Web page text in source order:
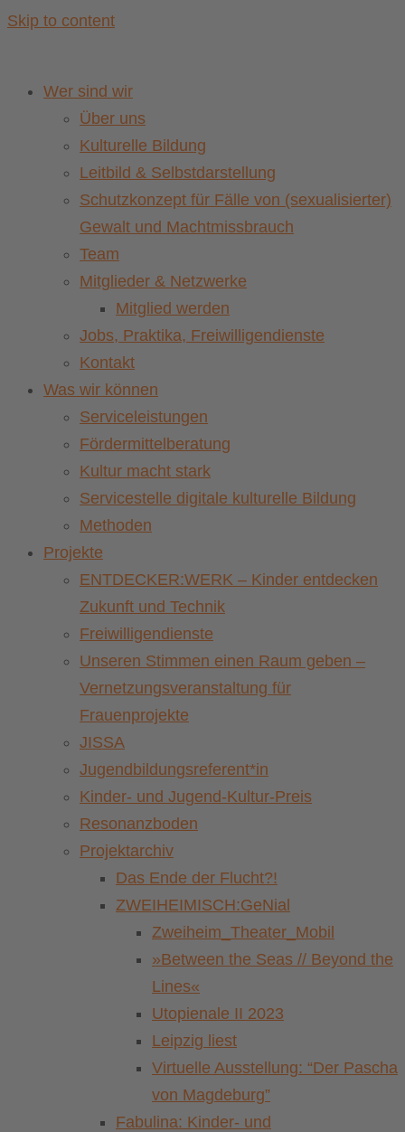
Skip to content
Wer sind wir
Über uns
Kulturelle Bildung
Leitbild & Selbstdarstellung
Schutzkonzept für Fälle von (sexualisierter)
Gewalt und Machtmissbrauch
Team
Mitglieder & Netzwerke
Mitglied werden
Jobs, Praktika, Freiwilligendienste
Kontakt
Was wir können
Serviceleistungen
Fördermittelberatung
Kultur macht stark
Servicestelle digitale kulturelle Bildung
Methoden
Projekte
ENTDECKER:WERK – Kinder entdecken
Zukunft und Technik
Freiwilligendienste
Unseren Stimmen einen Raum geben –
Vernetzungsveranstaltung für
Frauenprojekte
JISSA
Jugendbildungsreferent*in
Kinder- und Jugend-Kultur-Preis
Resonanzboden
Projektarchiv
Das Ende der Flucht?!
ZWEIHEIMISCH:GeNial
Zweiheim_Theater_Mobil
»Between the Seas // Beyond the
Lines«
Utopienale II 2023
Leipzig liest
Virtuelle Ausstellung: “Der Pascha
von Magdeburg”
Fabulina: Kinder- und